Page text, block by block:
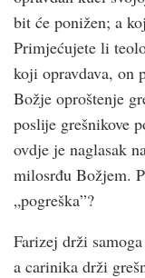
bit će ponižen; a
Primjećujete li
koji opravdava, on
Božje oproštenje
poslije grešnikove
ovdje je naglasak
milosrđu Božjem.
„pogreška”?
Farizej drži
a carinika drži